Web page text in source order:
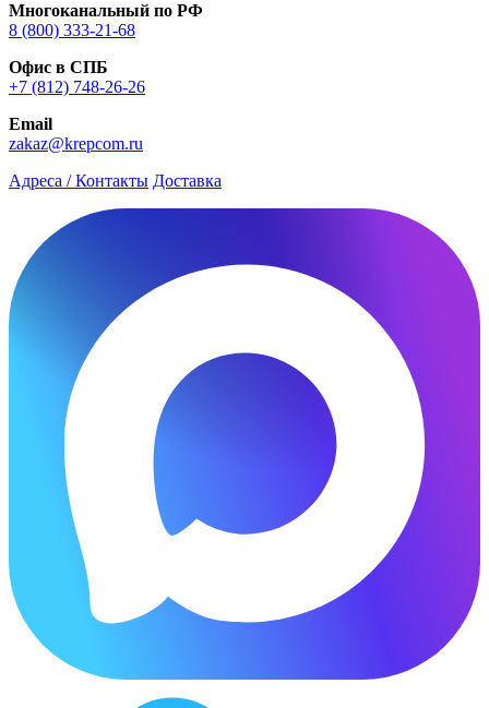
Многоканальный по РФ
8 (800) 333‑21-68
Офис в СПБ
+7 (812) 748‑26-26
Email
zakaz@krepcom.ru
Адреса / Контакты Доставка